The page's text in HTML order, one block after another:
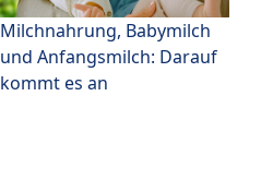
Milchnahrung, Babymilch
und Anfangsmilch: Darauf
kommt es an